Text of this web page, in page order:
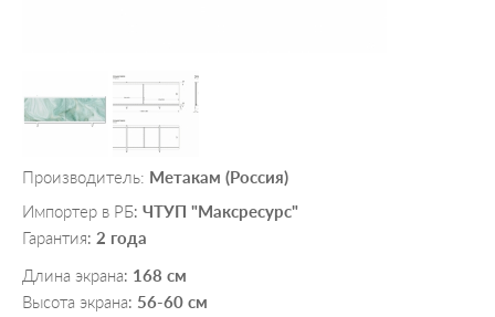
Производитель: Метакам (Россия)
Импортер в РБ: ЧТУП "Максресурс"
Гарантия: 2 года
Длина экрана: 168 см
Высота экрана: 56-60 см